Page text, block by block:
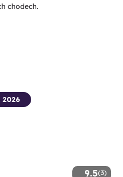
chodech.
9.5(3)
2026